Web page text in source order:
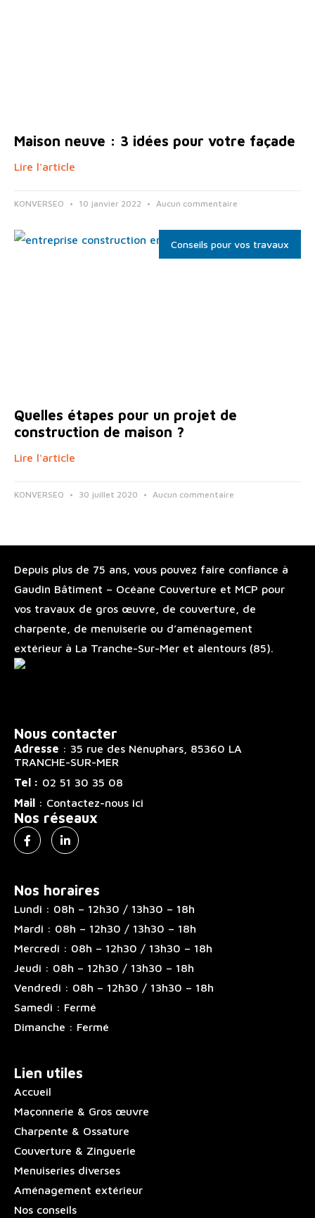
Maison neuve : 3 idées pour votre façade
Lire l'article
KONVERSEO 10 janvier 2022 Aucun commentaire
Conseils pour vos travaux
Quelles étapes pour un projet de
construction de maison ?
Lire l'article
KONVERSEO 30 juillet 2020 Aucun commentaire
Depuis plus de 75 ans, vous pouvez faire confiance à
Gaudin Bâtiment – Océane Couverture et MCP pour
vos travaux de gros œuvre , de couverture , de
charpente , de menuiserie ou d’aménagement
extérieur à La Tranche-Sur-Mer et alentours (85).
Nous contacter
Adresse : 35 rue des Nénuphars, 85360 LA
TRANCHE-SUR-MER
Tel : 02 51 30 35 08
Mail
: Contactez-nous ici
Nos réseaux
Nos horaires
Lundi : 08h – 12h30 / 13h30 – 18h
Mardi : 08h – 12h30 / 13h30 – 18h
Mercredi : 08h – 12h30 / 13h30 – 18h
Jeudi : 08h – 12h30 / 13h30 – 18h
Vendredi : 08h – 12h30 / 13h30 – 18h
Samedi : Fermé
Dimanche : Fermé
Lien utiles
Accueil
Maçonnerie & Gros œuvre
Charpente & Ossature
Couverture & Zinguerie
Menuiseries diverses
Aménagement extérieur
Nos conseils